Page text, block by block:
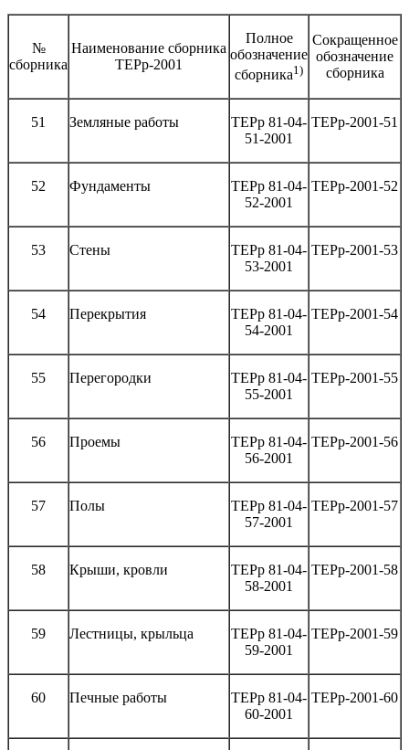
№
сборника
Наименование сборника
ТЕРр-2001
Полное
обозначение
сборника1)
Сокращенное
обозначение
сборника
51 Земляные работы
ТЕРр 81-04-
51-2001
ТЕРр-2001-51
52 Фундаменты
ТЕРр 81-04-
52-2001
ТЕРр-2001-52
53 Стены
ТЕРр 81-04-
53-2001
ТЕРр-2001-53
54 Перекрытия
ТЕРр 81-04-
54-2001
ТЕРр-2001-54
55 Перегородки
ТЕРр 81-04-
55-2001
ТЕРр-2001-55
56 Проемы
ТЕРр 81-04-
56-2001
ТЕРр-2001-56
57 Полы
ТЕРр 81-04-
57-2001
ТЕРр-2001-57
58 Крыши, кровли
ТЕРр 81-04-
58-2001
ТЕРр-2001-58
59 Лестницы, крыльца
ТЕРр 81-04-
59-2001
ТЕРр-2001-59
60 Печные работы
ТЕРр 81-04-
60-2001
ТЕРр-2001-60